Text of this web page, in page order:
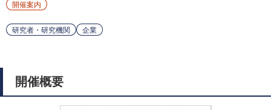
開催案内
研究者・研究機関 企業
開催概要